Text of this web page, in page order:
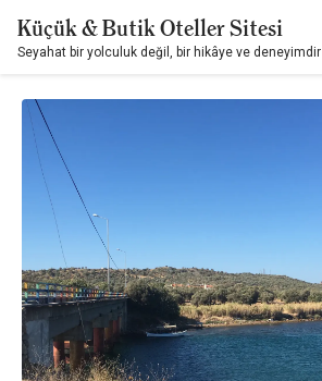
Küçük & Butik Oteller Sitesi
Seyahat bir yolculuk değil, bir hikâye ve deneyimdir